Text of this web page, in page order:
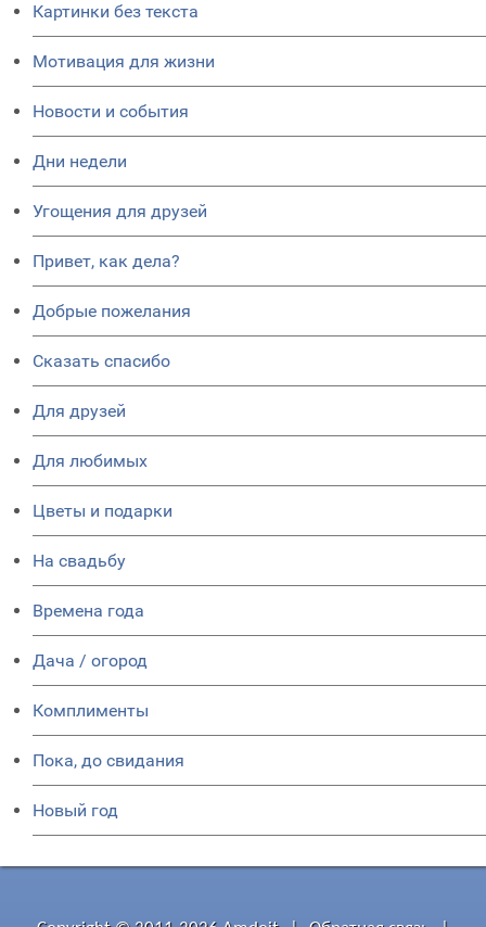
Картинки без текста
Мотивация для жизни
Новости и события
Дни недели
Угощения для друзей
Привет, как дела?
Добрые пожелания
Сказать спасибо
Для друзей
Для любимых
Цветы и подарки
На свадьбу
Времена года
Дача / огород
Комплименты
Пока, до свидания
Новый год